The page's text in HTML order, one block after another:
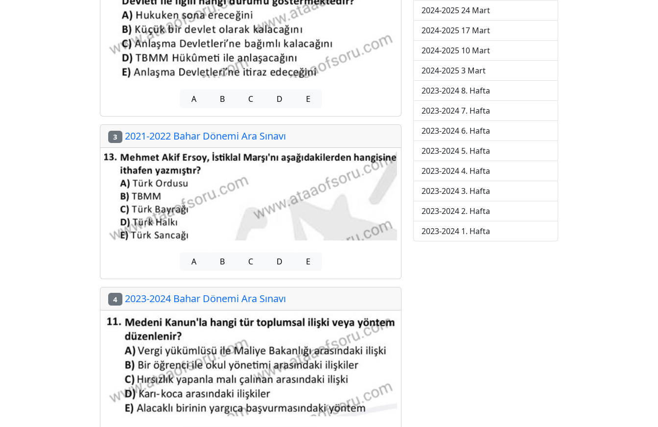
A B C D E
3 2021-2022 Bahar Dönemi Ara Sınavı
A B C D E
4 2023-2024 Bahar Dönemi Ara Sınavı
2024-2025 24 Mart
2024-2025 17 Mart
2024-2025 10 Mart
2024-2025 3 Mart
2023-2024 8. Hafta
2023-2024 7. Hafta
2023-2024 6. Hafta
2023-2024 5. Hafta
2023-2024 4. Hafta
2023-2024 3. Hafta
2023-2024 2. Hafta
2023-2024 1. Hafta